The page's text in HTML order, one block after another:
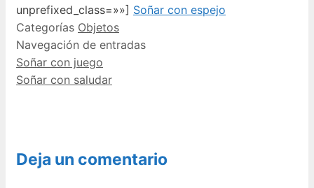
unprefixed_class=»»] Soñar con espejo
Categorías Objetos
Navegación de entradas
Soñar con juego
Soñar con saludar
Deja un comentario